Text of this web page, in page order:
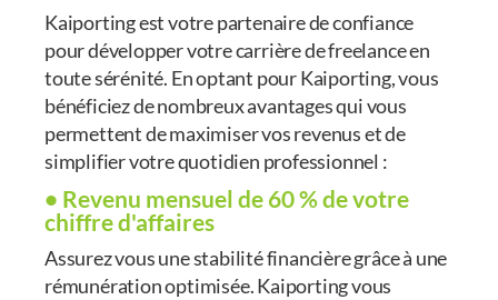
Kaiporting est votre partenaire de confiance
pour développer votre carrière de freelance en
toute sérénité. En optant pour Kaiporting, vous
bénéficiez de nombreux avantages qui vous
permettent de maximiser vos revenus et de
simplifier votre quotidien professionnel :
• Revenu mensuel de 60 % de votre
chiffre d'affaires
Assurez vous une stabilité financière grâce à une
rémunération optimisée. Kaiporting vous